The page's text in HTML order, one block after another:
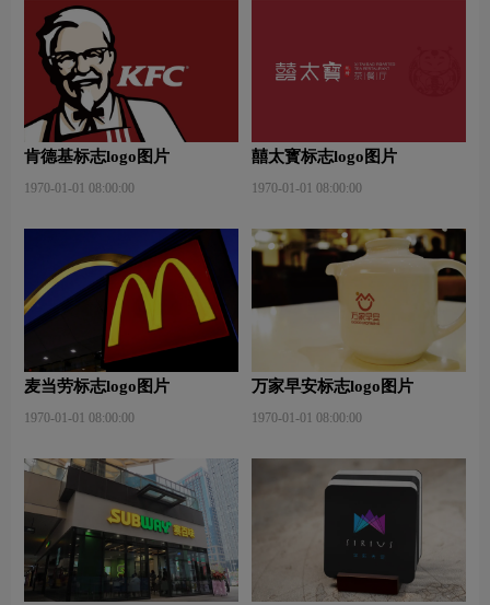
肯德基标志logo图片
1970-01-01 08:00:00
囍太寳标志logo图片
1970-01-01 08:00:00
麦当劳标志logo图片
1970-01-01 08:00:00
万家早安标志logo图片
1970-01-01 08:00:00